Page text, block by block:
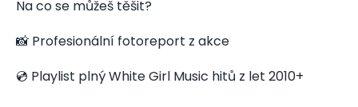
Na co se můžeš těšit?
📸 Profesionální fotoreport z akce
💿 Playlist plný White Girl Music hitů z let 2010+